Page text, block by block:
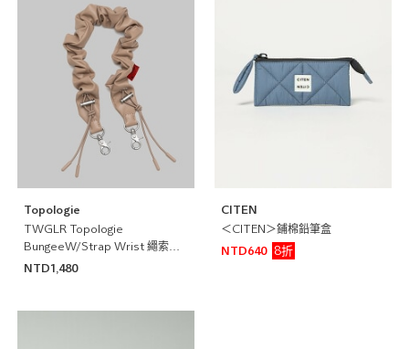
Topologie
TWGLR Topologie
BungeeW/Strap Wrist 繩索腕
帶
NTD1,480
CITEN
＜CITEN＞鋪棉鉛筆盒
NTD640
8折